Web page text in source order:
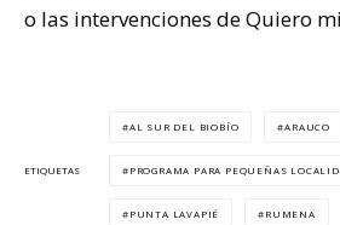
o las intervenciones de Quiero
ETIQUETAS
AL SUR DEL BIOBÍO ARAUCO
PROGRAMA PARA PEQUEÑAS
PUNTA LAVAPIÉ RUMENA